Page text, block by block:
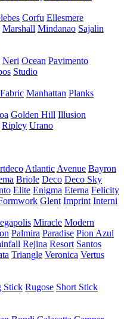
Corfu Ellesmere
Marshall Mindanao Sajalin
Neri Ocean Pavimento
Studio
Fabric Manhattan Planks
Golden Hill Illusion
Ripley Urano
Atlantic Avenue Bayron
Briole Deco Deco Sky
Elite Enigma Eterna Felicity
Glent Imprint Interni
Miracle Modern
Palmira Paradise Pion Azul
Rejina Resort Santos
Triangle Veronica Vertus
Stick Rugose Short Stick